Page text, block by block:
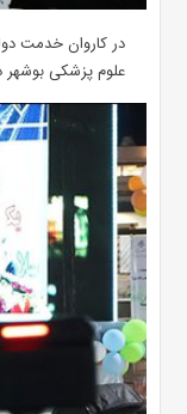
در کاروان خدمت
علوم پزشکی